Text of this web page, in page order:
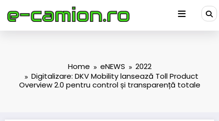
Home eNEWS
2022
Digitalizare: DKV Mobility lansează Toll Product
Overview 2.0 pentru control și transparență totale